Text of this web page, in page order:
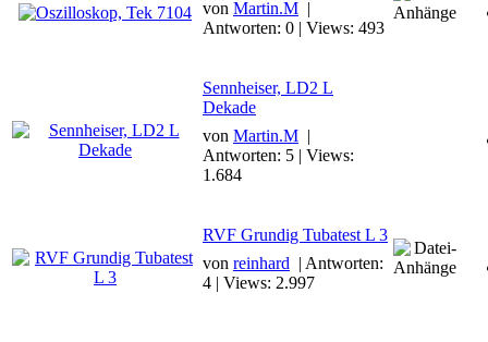
von Martin.M |
Antworten: 0 | Views: 493
Sennheiser, LD2 L
Dekade
von Martin.M |
Antworten: 5 | Views:
1.684
RVF Grundig Tubatest L 3
von reinhard | Antworten:
4 | Views: 2.997